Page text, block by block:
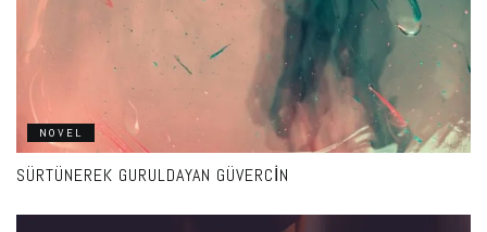
NOVEL
SÜRTÜNEREK GURULDAYAN GÜVERCIN